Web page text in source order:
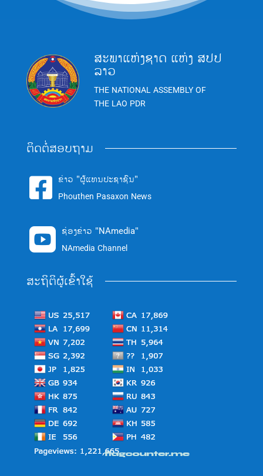
ສະພາແຫ່ງຊາດ ແຫ່ງ ສປປ
ລາວ
THE NATIONAL ASSEMBLY OF
THE LAO PDR
ຕິດຕໍ່ສອບຖາມ
 ຂ່າວ "ຜູ້ແທນປະຊາຊົນ"
Phouthen Pasaxon News
 ຊ່ອງຂ່າວ "NAmedia"
NAmedia Channel
ສະຖິຕິຜູ້ເຂົ້າໃຊ້